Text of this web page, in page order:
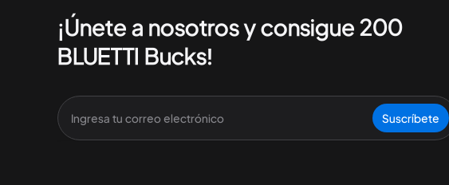
¡Únete a nosotros y consigue 200
BLUETTI Bucks!
Suscríbete